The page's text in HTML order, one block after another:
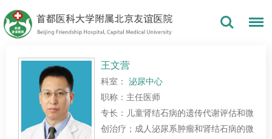
王文营
科室： 泌尿中心
职称：主任医师
专长：儿童肾结石病的遗传代谢评估和微
创治疗；成人泌尿系肿瘤和肾结石病的微